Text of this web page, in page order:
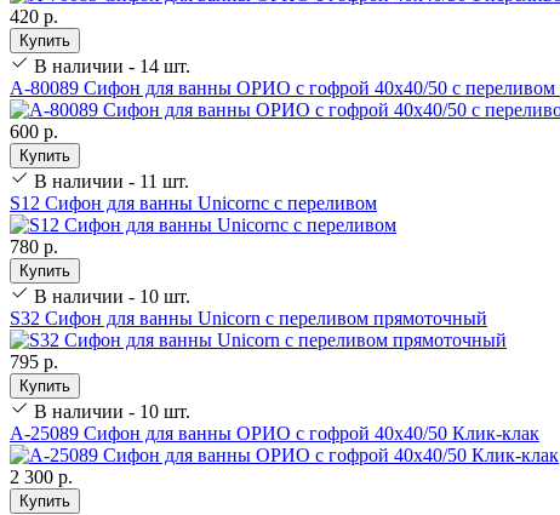
420 р.
Купить
В наличии - 14 шт.
А-80089 Сифон для ванны ОРИО с гофрой 40х40/50 с переливом
600 р.
Купить
В наличии - 11 шт.
S12 Сифон для ванны Unicornс с переливом
780 р.
Купить
В наличии - 10 шт.
S32 Сифон для ванны Unicorn с переливом прямоточный
795 р.
Купить
В наличии - 10 шт.
А-25089 Сифон для ванны ОРИО с гофрой 40х40/50 Клик-клак
2 300 р.
Купить